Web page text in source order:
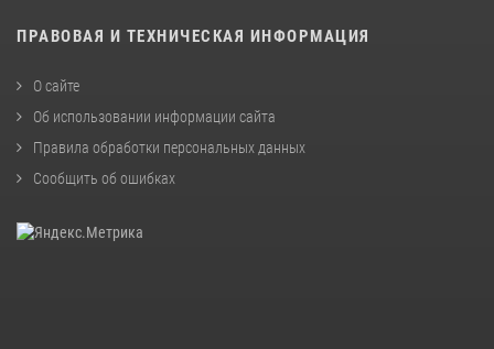
ПРАВОВАЯ И ТЕХНИЧЕСКАЯ ИНФОРМАЦИЯ
О сайте
Об использовании информации сайта
Правила обработки персональных данных
Сообщить об ошибках